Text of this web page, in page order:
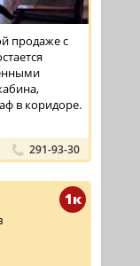
продаже с
в коридоре.
291-93-30
1к